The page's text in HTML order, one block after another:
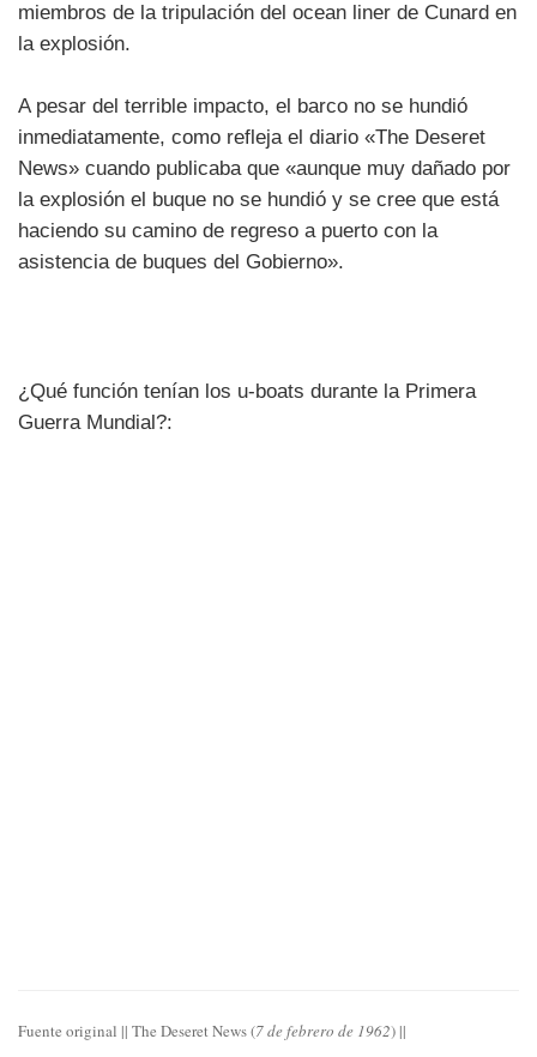
miembros de la tripulación del ocean liner de Cunard en
la explosión.
A pesar del terrible impacto, el barco no se hundió
inmediatamente, como refleja el diario «The Deseret
News» cuando publicaba que «aunque muy dañado por
la explosión el buque no se hundió y se cree que está
haciendo su camino de regreso a puerto con la
asistencia de buques del Gobierno».
¿Qué función tenían los u-boats durante la Primera
Guerra Mundial?:
Fuente original || The Deseret News (7 de febrero de 1962) ||